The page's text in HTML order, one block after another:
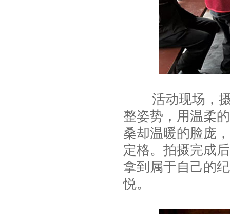
活动现场，摄
整姿势，用温柔
桑却温暖的脸庞
定格。拍摄完成
拿到属于自己的
悦。